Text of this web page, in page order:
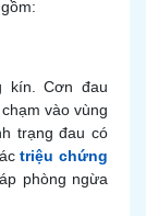
kín. Cơn đau
vào vùng
trạng đau có
triệu chứng
phòng ngừa